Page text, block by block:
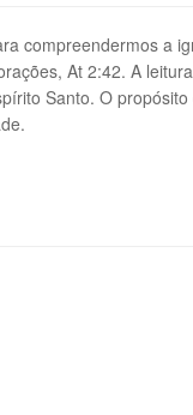
compreendermos a
At 2:42. A
Santo. O